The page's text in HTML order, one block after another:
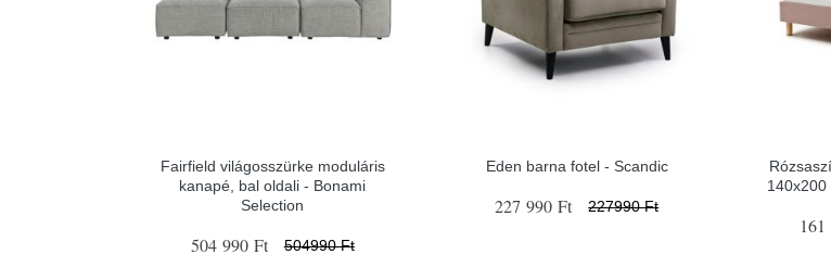
Fairfield világosszürke moduláris
kanapé, bal oldali - Bonami
Selection
504 990 Ft 504990 Ft
Eden barna fotel - Scandic
227 990 Ft 227990 Ft